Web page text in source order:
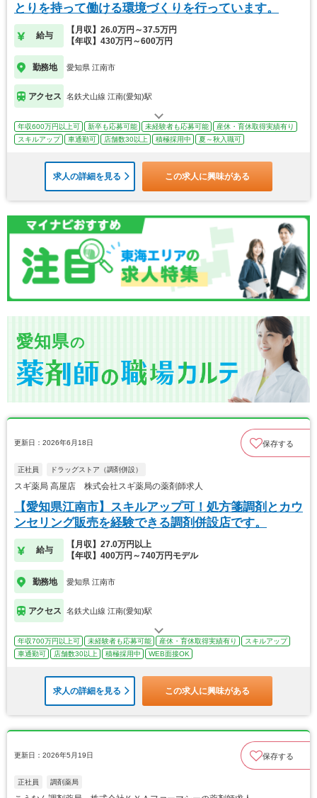
とりを持って働ける環境づくりを行っています。
給与
【月収】26.0万円～37.5万円
【年収】430万円～600万円
勤務地 愛知県 江南市
アクセス 名鉄犬山線 江南(愛知)駅
年収600万円以上可 新卒も応募可能 未経験者も応募可能
産休・育休取得実績有り
スキルアップ
車通勤可 店舗数30以上 積極採用中 夏～秋入職可
求人の詳細を見る この求人に興味がある
愛知県の
更新日：2026年6月18日 保存する
正社員 ドラッグストア（調剤併設）
スギ薬局 高屋店 株式会社スギ薬局の薬剤師求人
【愛知県江南市】スキルアップ可！処方箋調剤とカウ
ンセリング販売を経験できる調剤併設店です。
給与
【月収】27.0万円以上
【年収】400万円～740万円モデル
勤務地 愛知県 江南市
アクセス 名鉄犬山線 江南(愛知)駅
年収700万円以上可 未経験者も応募可能 産休・育休取得実績有り
スキルアップ
車通勤可
店舗数30以上 積極採用中 WEB面接OK
求人の詳細を見る この求人に興味がある
更新日：2026年5月19日 保存する
正社員 調剤薬局